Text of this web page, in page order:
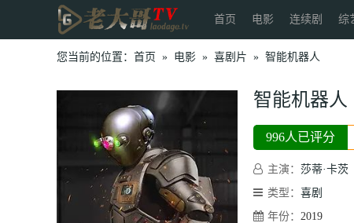
首页 电影 连续剧 综
您当前的位置： 首页 » 电影 » 喜剧片 » 智能机器人
智能机器人
996人已评分
主演： 莎蒂·卡茨
类型： 喜剧
年份： 2019